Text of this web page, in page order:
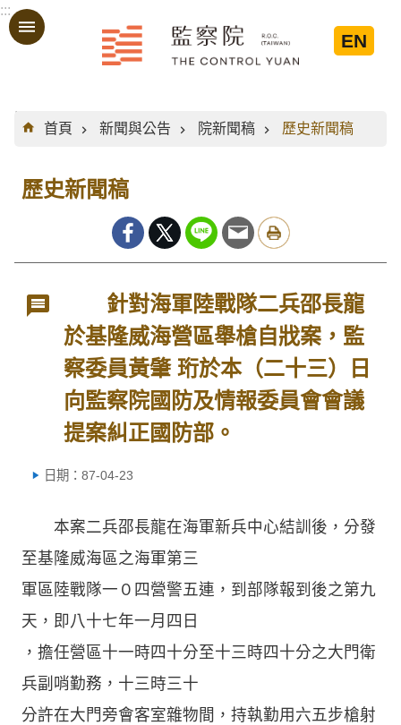
跳到主要內容區塊
:::
EN
:::
首頁
新聞與公告 院新聞稿 歷史新聞稿
歷史新聞稿
針對海軍陸戰隊二兵邵長龍
於基隆威海營區舉槍自戕案，監
察委員黃肇 珩於本（二十三）日
向監察院國防及情報委員會會議
提案糾正國防部。
日期：87-04-23
本案二兵邵長龍在海軍新兵中心結訓後，分發
至基隆威海區之海軍第三
軍區陸戰隊一０四營警五連，到部隊報到後之第九
天，即八十七年一月四日
，擔任營區十一時四十分至十三時四十分之大門衛
兵副哨勤務，十三時三十
分許在大門旁會客室雜物間，持執勤用六五步槍射